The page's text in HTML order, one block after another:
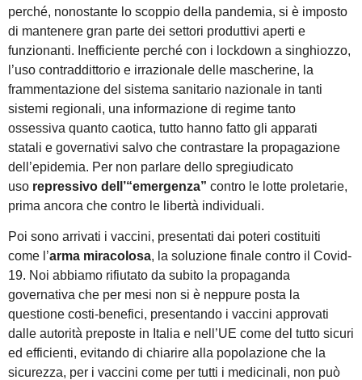
perché, nonostante lo scoppio della pandemia, si è imposto
di mantenere gran parte dei settori produttivi aperti e
funzionanti. Inefficiente perché con i lockdown a singhiozzo,
l’uso contraddittorio e irrazionale delle mascherine, la
frammentazione del sistema sanitario nazionale in tanti
sistemi regionali, una informazione di regime tanto
ossessiva quanto caotica, tutto hanno fatto gli apparati
statali e governativi salvo che contrastare la propagazione
dell’epidemia. Per non parlare dello spregiudicato
uso repressivo dell’“emergenza” contro le lotte proletarie,
prima ancora che contro le libertà individuali.
Poi sono arrivati i vaccini, presentati dai poteri costituiti
come l’arma miracolosa, la soluzione finale contro il Covid-
19. Noi abbiamo rifiutato da subito la propaganda
governativa che per mesi non si è neppure posta la
questione costi-benefici, presentando i vaccini approvati
dalle autorità preposte in Italia e nell’UE come del tutto sicuri
ed efficienti, evitando di chiarire alla popolazione che la
sicurezza, per i vaccini come per tutti i medicinali, non può